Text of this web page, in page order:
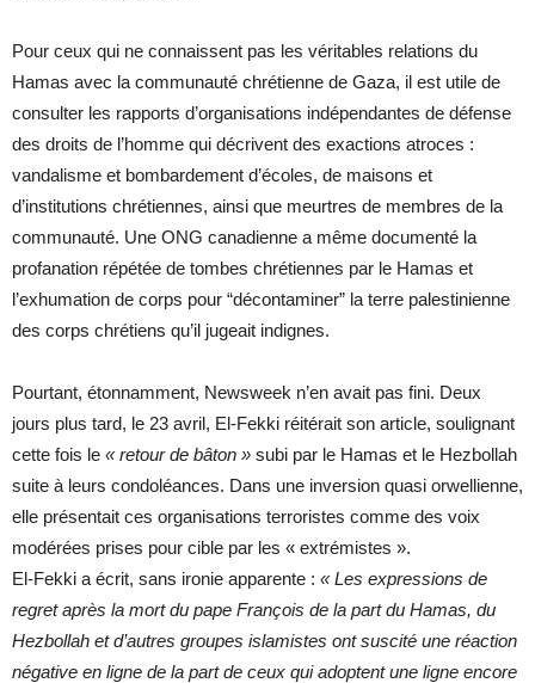
Pour ceux qui ne connaissent pas les véritables relations du
Hamas avec la communauté chrétienne de Gaza, il est utile de
consulter les rapports d’organisations indépendantes de défense
des droits de l’homme qui décrivent des exactions atroces :
vandalisme et bombardement d’écoles, de maisons et
d’institutions chrétiennes, ainsi que meurtres de membres de la
communauté. Une ONG canadienne a même documenté la
profanation répétée de tombes chrétiennes par le Hamas et
l’exhumation de corps pour “décontaminer” la terre palestinienne
des corps chrétiens qu’il jugeait indignes.
Pourtant, étonnamment, Newsweek n’en avait pas fini. Deux
jours plus tard, le 23 avril, El-Fekki réitérait son article, soulignant
cette fois le « retour de bâton » subi par le Hamas et le Hezbollah
suite à leurs condoléances. Dans une inversion quasi orwellienne,
elle présentait ces organisations terroristes comme des voix
modérées prises pour cible par les « extrémistes ».
El-Fekki a écrit, sans ironie apparente : « Les expressions de
regret après la mort du pape François de la part du Hamas, du
Hezbollah et d’autres groupes islamistes ont suscité une réaction
négative en ligne de la part de ceux qui adoptent une ligne encore